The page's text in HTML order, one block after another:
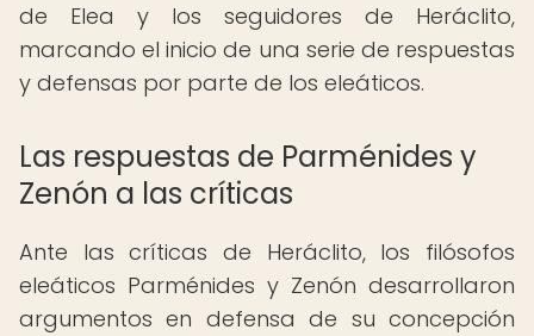
de Elea y los seguidores de Heráclito,
marcando el inicio de una serie de respuestas
y defensas por parte de los eleáticos.
Las respuestas de Parménides y
Zenón a las críticas
Ante las críticas de Heráclito, los filósofos
eleáticos Parménides y Zenón desarrollaron
argumentos en defensa de su concepción